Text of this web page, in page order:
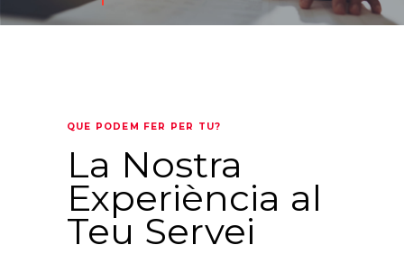
QUE PODEM FER PER TU?
La Nostra
Experiència al
Teu Servei